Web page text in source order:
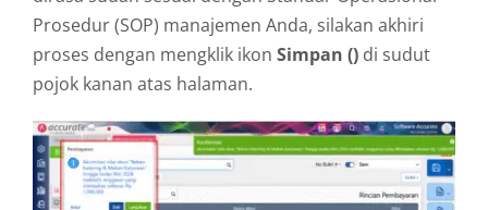
Prosedur (SOP) manajemen Anda, silakan akhiri
proses dengan mengklik ikon Simpan () di sudut
pojok kanan atas halaman.